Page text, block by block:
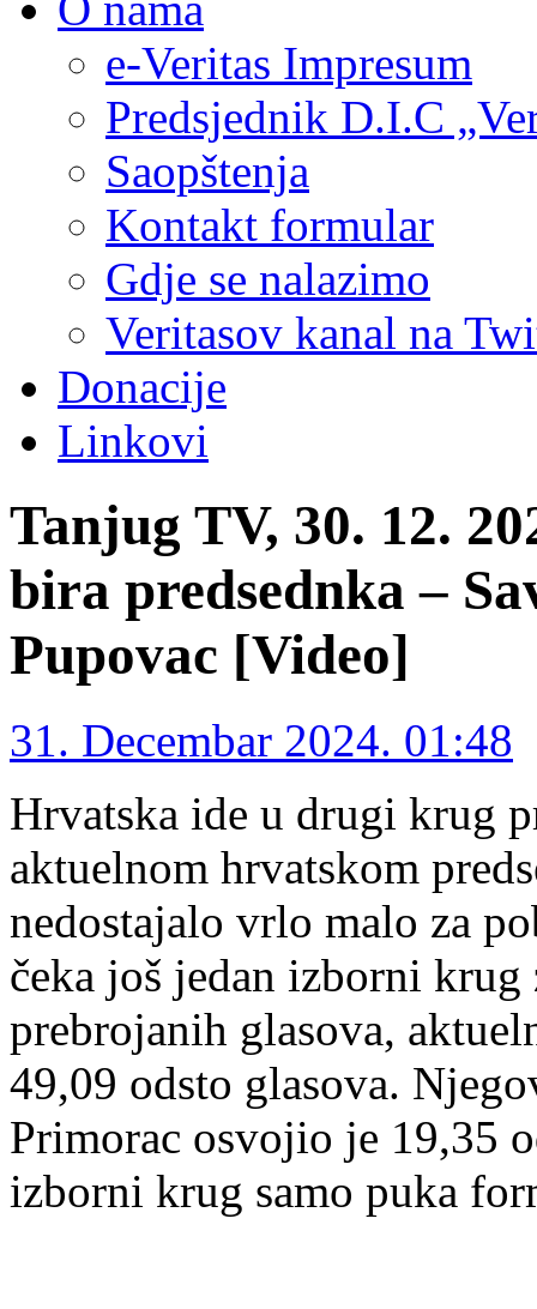
e-Veritas Impresum
Predsjednik D.I.C
Saopštenja
Kontakt formular
Gdje se nalazimo
Veritasov kanal na
Donacije
Linkovi
Tanjug TV, 30. 12.
bira predsednka –
Pupovac [Video]
31. Decembar 2024. 01:48
Hrvatska ide u drugi krug
aktuelnom hrvatskom
nedostajalo vrlo malo za
čeka još jedan izborni
prebrojanih glasova,
49,09 odsto glasova.
Primorac osvojio je 19,35
izborni krug samo puka